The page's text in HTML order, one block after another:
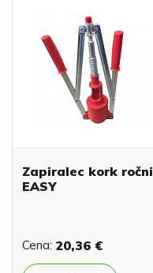
Zapiralec kork ročni
EASY
Cena: 20,36 €